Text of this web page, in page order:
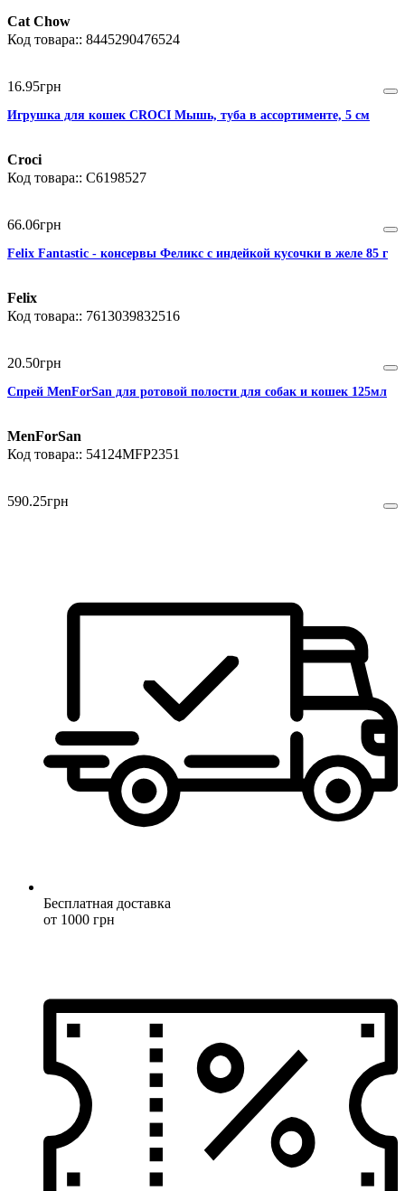
Cat Chow
8445290476524
16.95грн
Игрушка для кошек CROCI Мышь, туба в ассортименте, 5 см
Croci
C6198527
66.06грн
Felix Fantastic - консервы Феликс с индейкой кусочки в желе 85 г
Felix
7613039832516
20.50грн
Спрей MenForSan для ротовой полости для собак и кошек 125мл
MenForSan
54124MFP2351
590.25грн
Бесплатная доставка
от 1000 грн